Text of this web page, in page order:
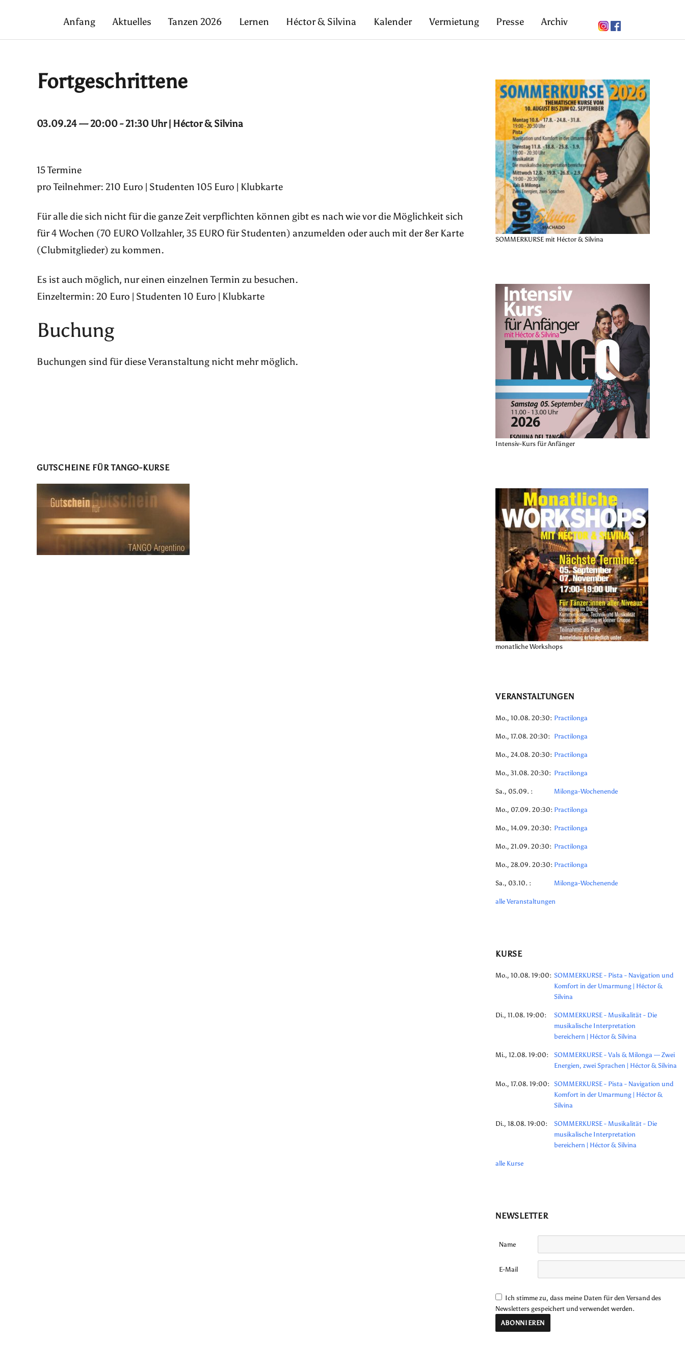
Anfang Aktuelles Tanzen 2026 Lernen Héctor & Silvina Kalender Vermietung Presse Archiv
Fortgeschrittene
03.09.24 — 20:00 - 21:30 Uhr | Héctor & Silvina
15 Termine
pro Teilnehmer: 210 Euro | Studenten 105 Euro | Klubkarte
Für alle die sich nicht für die ganze Zeit verpflichten können gibt es nach wie vor die Möglichkeit sich
für 4 Wochen (70 EURO Vollzahler, 35 EURO für Studenten) anzumelden oder auch mit der 8er Karte
(Clubmitglieder) zu kommen.
Es ist auch möglich, nur einen einzelnen Termin zu besuchen.
Einzeltermin: 20 Euro | Studenten 10 Euro | Klubkarte
Buchung
Buchungen sind für diese Veranstaltung nicht mehr möglich.
GUTSCHEINE FÜR TANGO-KURSE
SOMMERKURSE mit Héctor & Silvina
Intensiv-Kurs für Anfänger
monatliche Workshops
VERANSTALTUNGEN
Mo., 10.08. 20:30: Practilonga
Mo., 17.08. 20:30: Practilonga
Mo., 24.08. 20:30: Practilonga
Mo., 31.08. 20:30: Practilonga
Sa., 05.09. : Milonga-Wochenende
Mo., 07.09. 20:30: Practilonga
Mo., 14.09. 20:30: Practilonga
Mo., 21.09. 20:30: Practilonga
Mo., 28.09. 20:30: Practilonga
Sa., 03.10. : Milonga-Wochenende
alle Veranstaltungen
KURSE
Mo., 10.08. 19:00: SOMMERKURSE - Pista - Navigation und
Komfort in der Umarmung | Héctor &
Silvina
Di., 11.08. 19:00:
SOMMERKURSE - Musikalität - Die
musikalische Interpretation
bereichern | Héctor & Silvina
Mi., 12.08. 19:00:
SOMMERKURSE - Vals & Milonga — Zwei
Energien, zwei Sprachen | Héctor & Silvina
Mo., 17.08. 19:00: SOMMERKURSE - Pista - Navigation und
Komfort in der Umarmung | Héctor &
Silvina
Di., 18.08. 19:00:
SOMMERKURSE - Musikalität - Die
musikalische Interpretation
bereichern | Héctor & Silvina
alle Kurse
NEWSLETTER
Name
E-Mail
Ich stimme zu, dass meine Daten für den Versand des
Newsletters gespeichert und verwendet werden.